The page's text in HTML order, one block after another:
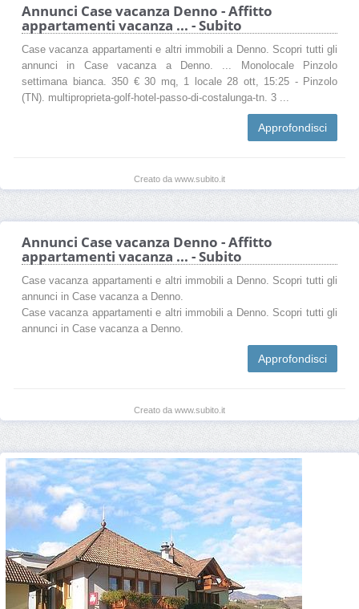
Annunci Case vacanza Denno - Affitto
appartamenti vacanza ... - Subito
Case vacanza appartamenti e altri immobili a Denno. Scopri tutti gli
annunci in Case vacanza a Denno. ... Monolocale Pinzolo
settimana bianca. 350 € 30 mq, 1 locale 28 ott, 15:25 - Pinzolo
(TN). multiproprieta-golf-hotel-passo-di-costalunga-tn. 3 ...
Approfondisci
Creato da www.subito.it
Annunci Case vacanza Denno - Affitto
appartamenti vacanza ... - Subito
Case vacanza appartamenti e altri immobili a Denno. Scopri tutti gli
annunci in Case vacanza a Denno.
Case vacanza appartamenti e altri immobili a Denno. Scopri tutti gli
annunci in Case vacanza a Denno.
Approfondisci
Creato da www.subito.it